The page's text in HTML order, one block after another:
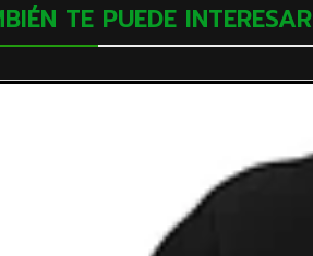
TE PUEDE INTERESAR